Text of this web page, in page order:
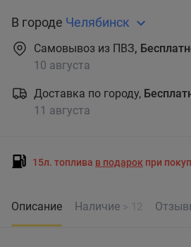
В городе Челябинск
Самовывоз из ПВЗ,
10 августа
Доставка по городу,
11 августа
15л. топлива в подарок при
Описание Наличие > 12